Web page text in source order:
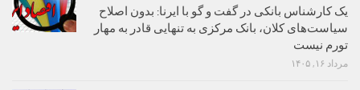
یک کارشناس بانکی در گفت و گو با ایرنا: بدون اصلاح
سیاست‌های کلان، بانک مرکزی به تنهایی قادر به مهار
تورم نیست
مرداد ۱۶, ۱۴۰۵